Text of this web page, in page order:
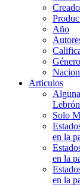
Año
Género
Articulos
Lebrón
Solo
en la
en la
en la